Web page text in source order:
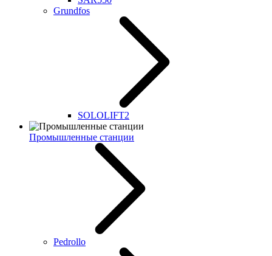
Grundfos
SOLOLIFT2
Промышленные станции
Pedrollo